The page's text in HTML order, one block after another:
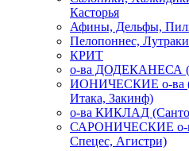
Касторья
Афины, Дельфы,
Пелопоннес, Лутраки
КРИТ
о-ва ДОДЕКАНЕСА
ИОНИЧЕСКИЕ о-ва
Итака, Закинф)
о-ва КИКЛАД
САРОНИЧЕСКИЕ о-
Спецес, Агистри)